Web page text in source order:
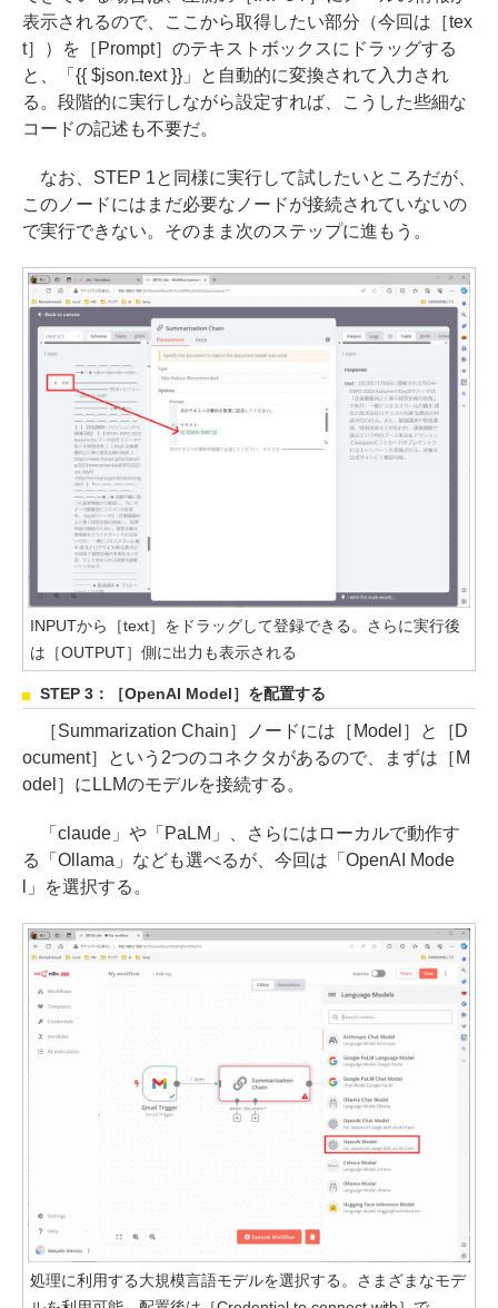
表示されるので、ここから取得したい部分（今回は［tex
t］）を［Prompt］のテキストボックスにドラッグする
と、「{{ $json.text }}」と自動的に変換されて入力され
る。段階的に実行しながら設定すれば、こうした些細な
コードの記述も不要だ。
なお、STEP 1と同様に実行して試したいところだが、
このノードにはまだ必要なノードが接続されていないの
で実行できない。そのまま次のステップに進もう。
INPUTから［text］をドラッグして登録できる。さらに実行後
は［OUTPUT］側に出力も表示される
STEP 3：［OpenAI Model］を配置する
［Summarization Chain］ノードには［Model］と［D
ocument］という2つのコネクタがあるので、まずは［M
odel］にLLMのモデルを接続する。
「claude」や「PaLM」、さらにはローカルで動作す
る「Ollama」なども選べるが、今回は「OpenAI Mode
l」を選択する。
処理に利用する大規模言語モデルを選択する。さまざまなモデ